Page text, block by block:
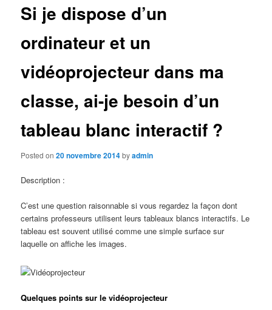
Si je dispose d’un
ordinateur et un
vidéoprojecteur dans ma
classe, ai-je besoin d’un
tableau blanc interactif ?
Posted on20 novembre 2014byadmin
Description :
C’est une question raisonnable si vous regardez la façon dont
certains professeurs utilisent leurs tableaux blancs interactifs. Le
tableau est souvent utilisé comme une simple surface sur
laquelle on affiche les images.
Quelques points sur le vidéoprojecteur